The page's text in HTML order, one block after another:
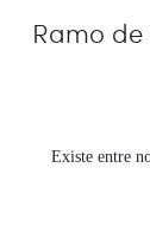
Ramo de
Existe entre